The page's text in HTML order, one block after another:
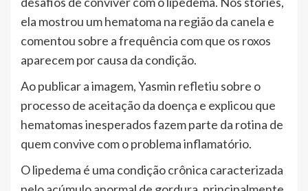
ela mostrou um hematoma na região da canela e
comentou sobre a frequência com que os roxos
aparecem por causa da condição.
Ao publicar a imagem, Yasmin refletiu sobre o
processo de aceitação da doença e explicou que
hematomas inesperados fazem parte da rotina de
quem convive com o problema inflamatório.
O lipedema é uma condição crônica caracterizada